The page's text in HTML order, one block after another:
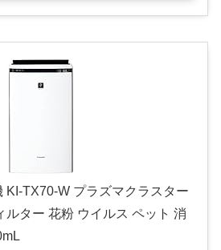
KI-TX70-W プラズマクラスター
ルター 花粉 ウイルス ペット 消